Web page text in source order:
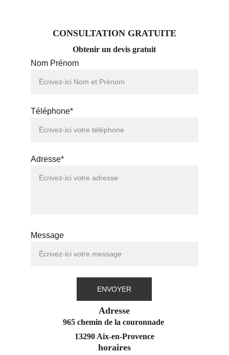
Nom Prénom
Téléphone*
Adresse*
Message
ENVOYER
Adresse
965 chemin de la couronnade
13290 Aix-en-Provence
CONSULTATION GRATUITE
Obtenir un devis gratuit
horaires